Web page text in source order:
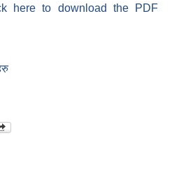
here to download the PDF